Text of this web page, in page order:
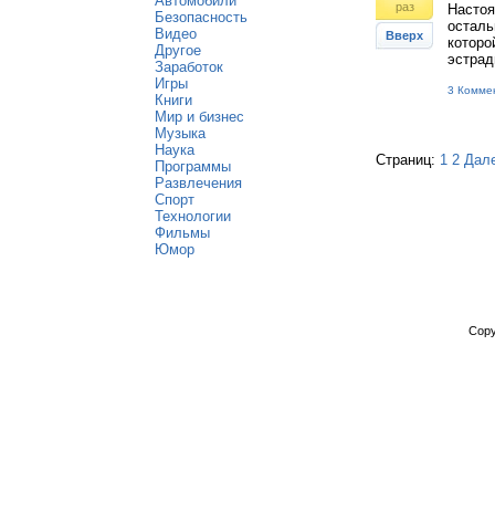
Безопасность
Видео
Другое
Заработок
Игры
Книги
Мир и бизнес
Музыка
Наука
Программы
Развлечения
Спорт
Технологии
Фильмы
Юмор
раз
Вверх
3
Страниц: 1 2